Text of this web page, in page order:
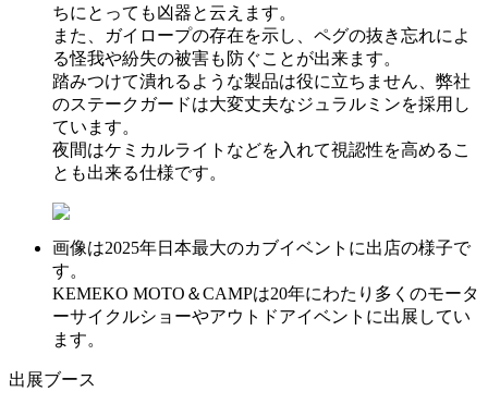
ちにとっても凶器と云えます。
また、ガイロープの存在を示し、ペグの抜き忘れによ
る怪我や紛失の被害も防ぐことが出来ます。
踏みつけて潰れるような製品は役に立ちません、弊社
のステークガードは大変丈夫なジュラルミンを採用し
ています。
夜間はケミカルライトなどを入れて視認性を高めるこ
とも出来る仕様です。
画像は2025年日本最大のカブイベントに出店の様子で
す。
KEMEKO MOTO＆CAMPは20年にわたり多くのモータ
ーサイクルショーやアウトドアイベントに出展してい
ます。
出展ブース